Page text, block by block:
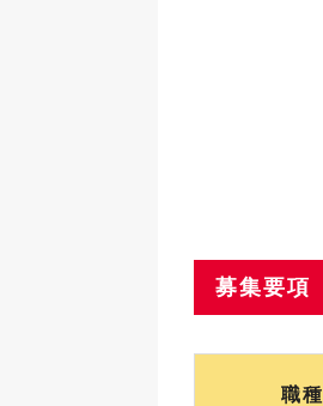
募集要項
職種